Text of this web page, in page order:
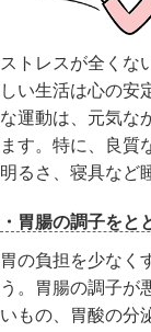
ストレスが全くな
しい生活は心の安
な運動は、元気な
ます。特に、良質
明るさ、寝具など
・胃腸の調子をと
胃の負担を少なく
う。胃腸の調子が
いもの、胃酸の分